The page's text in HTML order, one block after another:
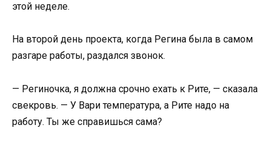
этой неделе.
На второй день проекта, когда Регина была в самом
разгаре работы, раздался звонок.
— Региночка, я должна срочно ехать к Рите, — сказала
свекровь. — У Вари температура, а Рите надо на
работу. Ты же справишься сама?